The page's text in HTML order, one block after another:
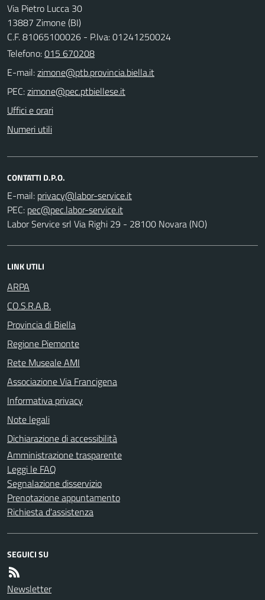
Via Pietro Lucca 30
13887 Zimone (BI)
C.F. 81065100026 - P.Iva: 01241250024
Telefono:015 670208
E-mail:
PEC:
Uffici e orari
Numeri utili
CONTATTI D.P.O.
E-mail:
PEC:
Labor Service srl Via Righi 29 - 28100 Novara (NO)
LINK UTILI
ARPA
CO.S.R.A.B.
Provincia di Biella
Regione Piemonte
Rete Museale AMI
Associazione Via Francigena
Informativa privacy
Note legali
Dichiarazione di accessibilità
Amministrazione trasparente
Leggi le FAQ
Segnalazione disservizio
Prenotazione appuntamento
Richiesta d'assistenza
SEGUICI SU
Newsletter